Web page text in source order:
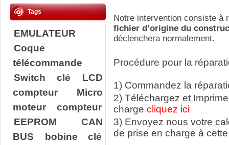
Tags
EMULATEUR
Coque
télécommande
Switch clé
LCD
compteur
Micro
moteur compteur
EEPROM
CAN
BUS
bobine clé
Notre intervention consiste à r
fichier d’origine du
déclenchera normalement.
Procédure pour la
1) Commandez la
2) Téléchargez et
charge cliquez ici
3) Envoyez nous votre
de prise en charge à